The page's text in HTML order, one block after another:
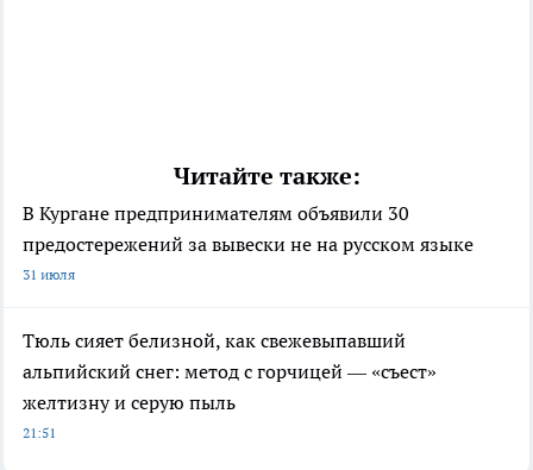
Читайте также:
В Кургане предпринимателям объявили 30
предостережений за вывески не на русском языке
31 июля
Тюль сияет белизной, как свежевыпавший
альпийский снег: метод с горчицей — «съест»
желтизну и серую пыль
21:51